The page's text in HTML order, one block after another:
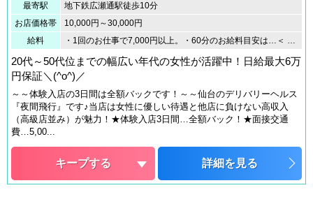
最寄駅
地下鉄広瀬通駅徒歩10分
お店価格帯
10,000円～30,000円
給料
・1回のお仕事で7,000円以上。・60分のお給料目安は…＜ 9,000円 ＞！・オプション全額バックいたします。・日給60,000円以上可・お車の方は交通費全額支給いたします。・体験入店後バック率70％・完全全額日払い制・人妻店ではなかなかない高額バックのお店です。※出勤状況により金額は変わる場合もございます。 詳しくはお問い合わせ下さい。
20代～50代位までの幅広い年代の女性が活躍中！日給最大6万
円保証＼(^o^)／
～～体験入店の3日間は全額バックです！～～仙台のデリバリーヘルス
『夜間飛行』です♪当店は女性に優しい待遇と他店に負けない高収入
（高級店並み）が魅力！★体験入店3日間…全額バック！★面接交通
費…5,00...
キープする 詳細を見る